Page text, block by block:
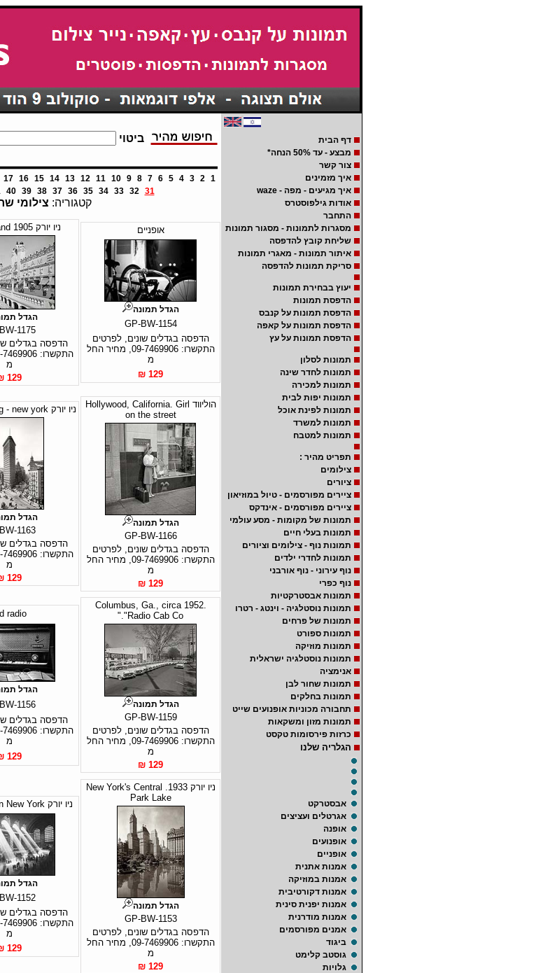
דף הבית
מבצע - עד 50% הנחה*
צור קשר
איך מזמינים
איך מגיעים - מפה - waze
אודות גילפוסטרס
התחבר
מסגרות לתמונות - מסגור תמונות
שליחת קובץ להדפסה
איתור תמונות - מאגרי תמונות
סריקת תמונות להדפסה
יעוץ בבחירת תמונות
הדפסת תמונות
הדפסת תמונות על קנבס
הדפסת תמונות על קאפה
הדפסת תמונות על עץ
תמונות לסלון
תמונות לחדר שינה
תמונות למכירה
תמונות יפות לבית
תמונות לפינת אוכל
תמונות למשרד
תמונות למטבח
תפריט מהיר :
צילומים
ציורים
ציירים מפורסמים - טיול במוזיאון
ציירים מפורסמים - אינדקס
תמונות של מקומות - מסע עולמי
תמונות בעלי חיים
תמונות נוף - צילומים וציורים
תמונות לחדרי ילדים
נוף עירוני - נוף אורבני
נוף כפרי
תמונות אבסטרקטיות
תמונות נוסטלגיה - וינטג - רטרו
תמונות של פרחים
תמונות ספורט
תמונות מוזיקה
תמונות נוסטלגיה ישראלית
אנימציה
תמונות שחור לבן
תמונות בחלקים
תחבורה מכוניות אופנועים שייט
תמונות מזון ומשקאות
כרזות פירסומות טקסט
הגלריה שלנו
אבסטרקט
אגרטלים ועציצים
אופנה
אופנועים
אופניים
אמנות אתנית
אמנות במוזיקה
אמנות דקורטיבית
אמנות יפנית סינית
אמנות מודרנית
אמנים מפורסמים
ביגוד
גוסטב קלימט
גלויות
ביטוי
1
2
3
4
5
6
7
8
9
10
11
12
13
14
15
16
17
31
32
33
34
35
36
37
38
39
40
קטגוריה: צילומי
אופניים
הגדל תמונה
GP-BW-1154
הדפסה בגדלים שונים, לפרטים
התקשרו: 09-7469906, מחיר החל
מ
129 ₪
ניו יורק 1905 Coney Island
הגדל
1175
הדפסה בגדלים
מ
129 ₪
הוליווד Hollywood, California. Girl
on the street
הגדל תמונה
GP-BW-1166
הדפסה בגדלים שונים, לפרטים
התקשרו: 09-7469906, מחיר החל
מ
129 ₪
ניו יורק flatiron building - new york
הגדל
1163
הדפסה בגדלים
מ
129 ₪
Columbus, Ga., circa 1952.
"Radio Cab Co."
הגדל תמונה
GP-BW-1159
הדפסה בגדלים שונים, לפרטים
התקשרו: 09-7469906, מחיר החל
מ
129 ₪
radio
הגדל
1156
הדפסה בגדלים
מ
129 ₪
ניו יורק 1933. New York's Central
Park Lake
הגדל תמונה
GP-BW-1153
הדפסה בגדלים שונים, לפרטים
התקשרו: 09-7469906, מחיר החל
מ
129 ₪
ניו יורק central station New York
הגדל
1152
הדפסה בגדלים
מ
129 ₪